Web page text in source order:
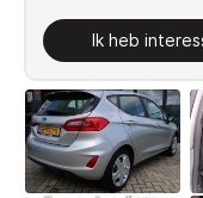
Mercuriusstraat
Ik heb